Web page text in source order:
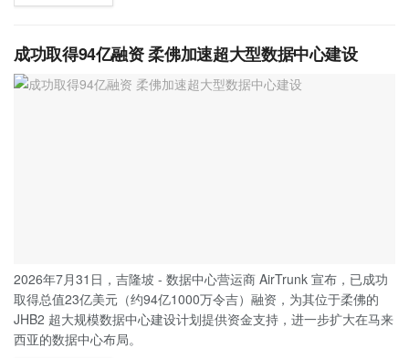
成功取得94亿融资 柔佛加速超大型数据中心建设
2026年7月31日，吉隆坡 - 数据中心营运商 AirTrunk 宣布，已成功
取得总值23亿美元（约94亿1000万令吉）融资，为其位于柔佛的
JHB2 超大规模数据中心建设计划提供资金支持，进一步扩大在马来
西亚的数据中心布局。